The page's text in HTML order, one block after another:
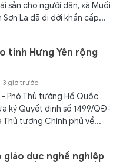
sản cho người dân, xã Muổi
Sơn La đã di dời khẩn cấp...
tỉnh Hưng Yên rộng
3 giờ trước
Phó Thủ tướng Hồ Quốc
ký Quyết định số 1499/QĐ-
Thủ tướng Chính phủ về...
giáo dục nghề nghiệp